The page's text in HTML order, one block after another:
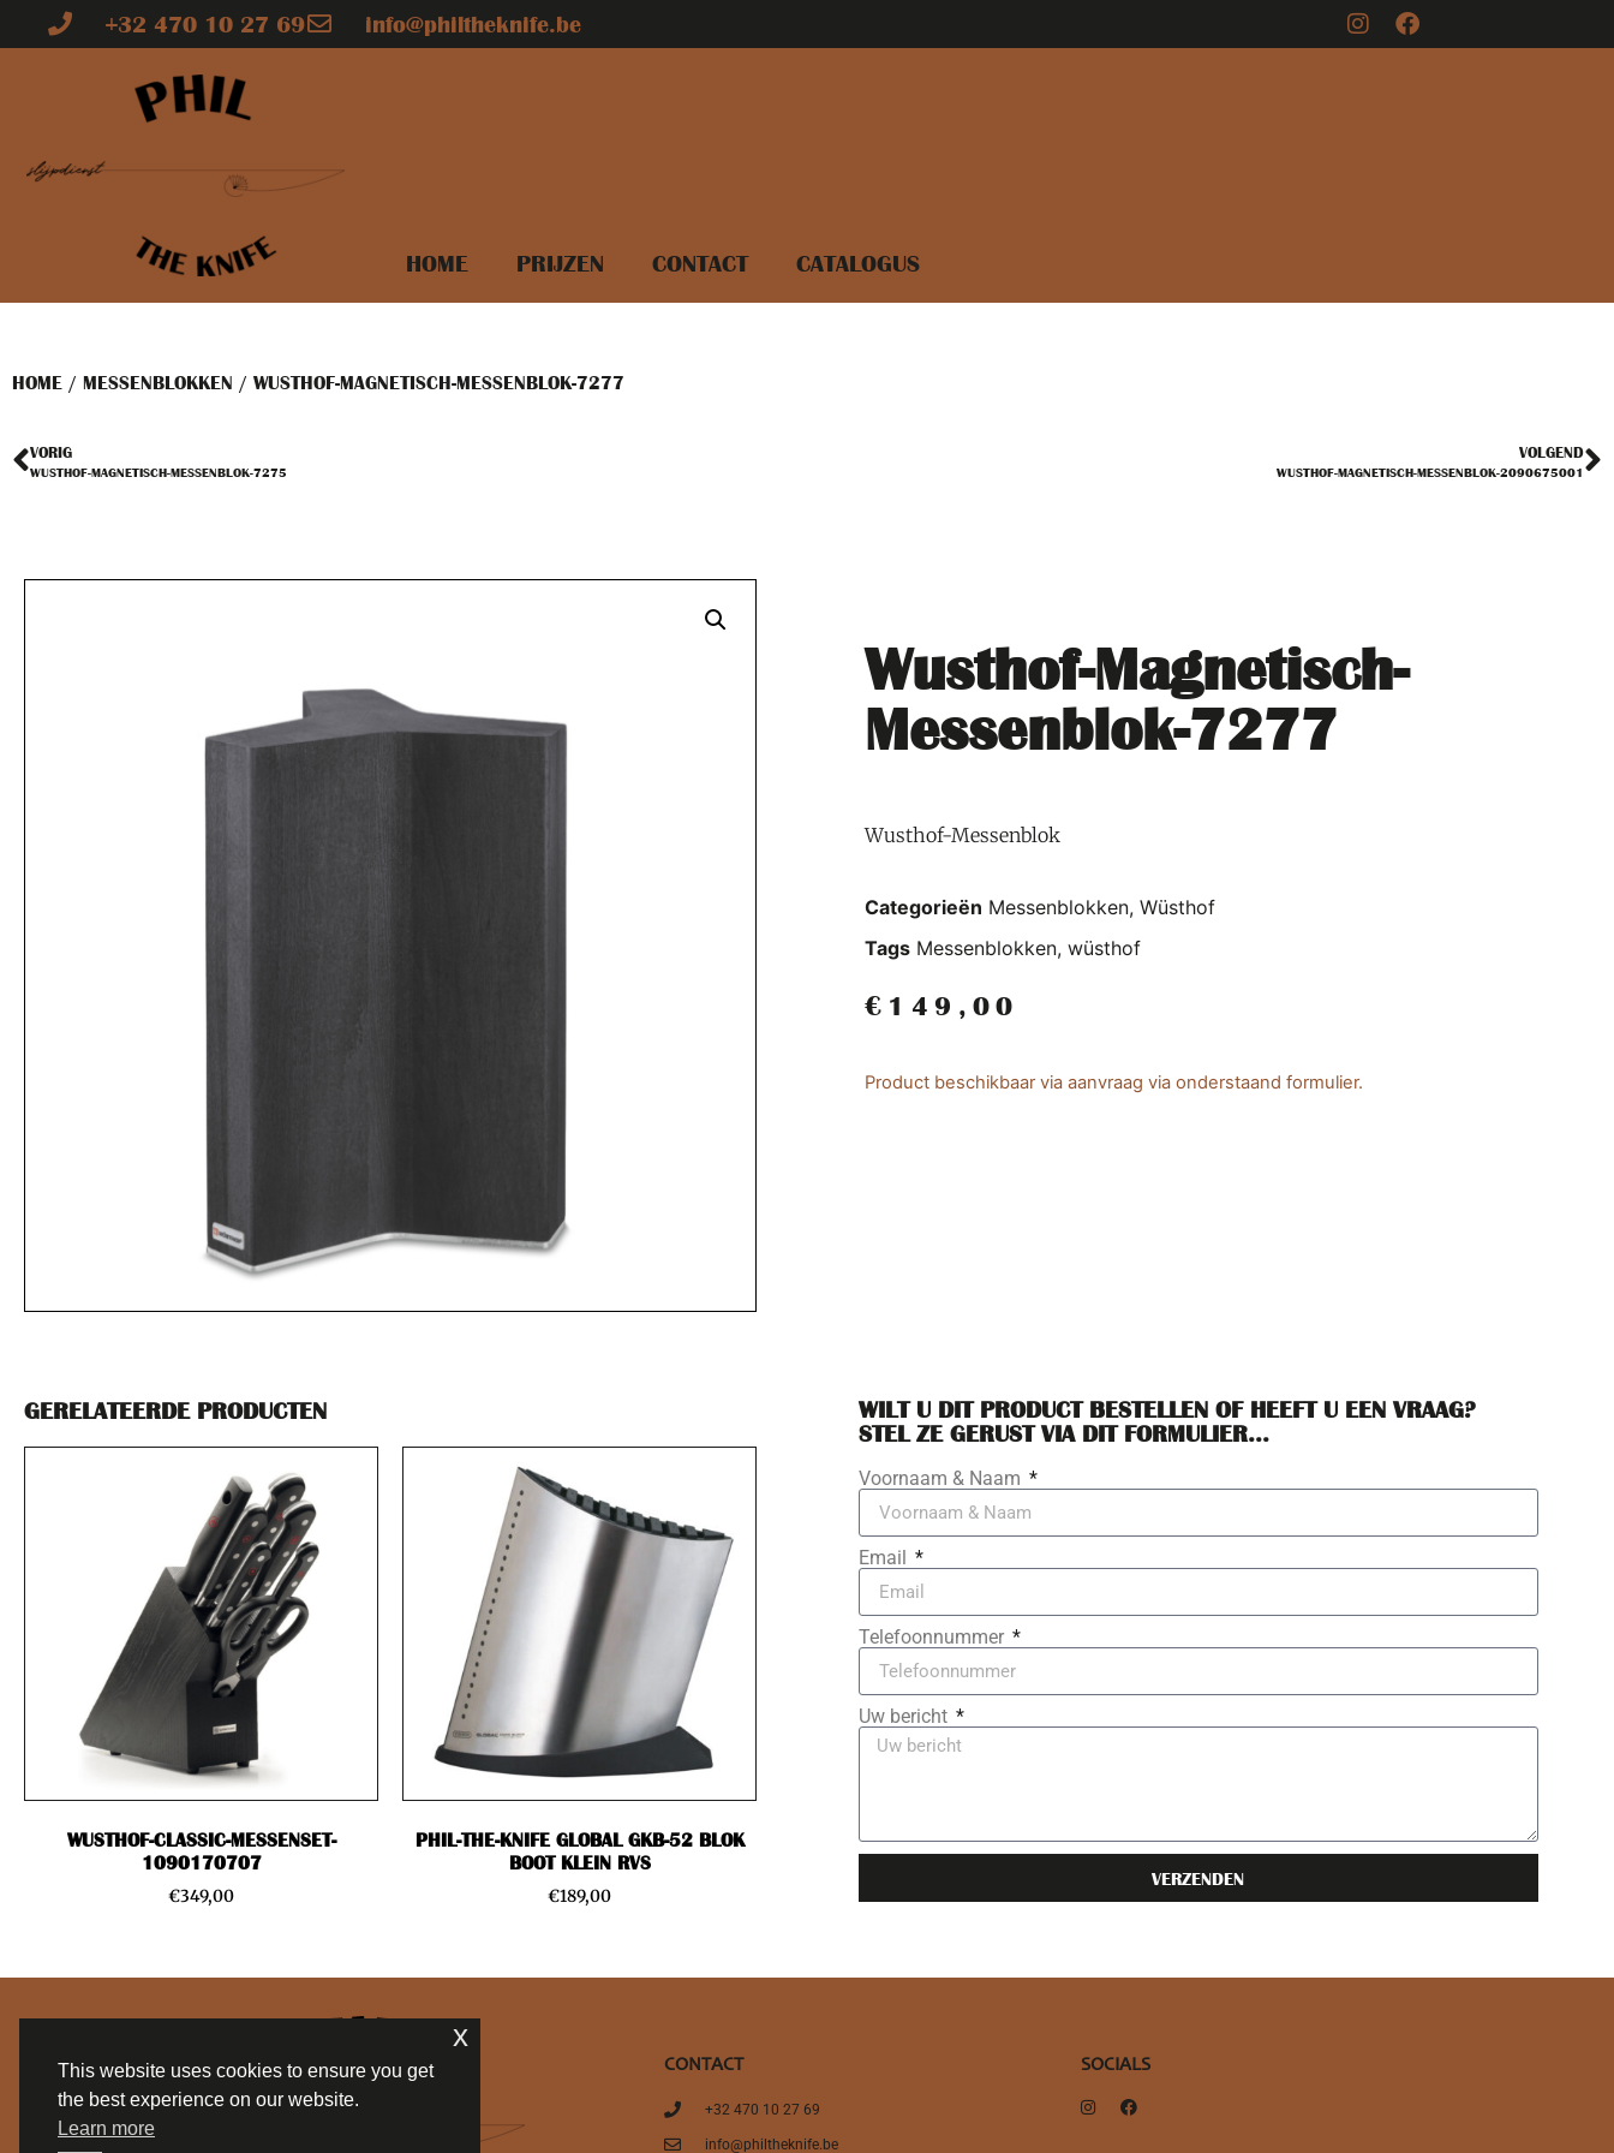
+32 470 10 27 69 info@philtheknife.be
HOME PRIJZEN CONTACT CATALOGUS
HOME / MESSENBLOKKEN / WUSTHOF-MAGNETISCH-MESSENBLOK-7277
VORIG
WUSTHOF-MAGNETISCH-MESSENBLOK-7275
VOLGEND
WUSTHOF-MAGNETISCH-MESSENBLOK-2090675001
Wusthof-Magnetisch-
Messenblok-7277
Wusthof-Messenblok
Categorieën Messenblokken, Wüsthof
Tags Messenblokken, wüsthof
€ 149,00
Product beschikbaar via aanvraag via onderstaand formulier.
GERELATEERDE PRODUCTEN
WUSTHOF-CLASSIC-MESSENSET-
1090170707
€349,00
PHIL-THE-KNIFE GLOBAL GKB-52 BLOK
BOOT KLEIN RVS
€189,00
WILT U DIT PRODUCT BESTELLEN OF HEEFT U EEN VRAAG?
STEL ZE GERUST VIA DIT FORMULIER...
Voornaam & Naam
Email
Telefoonnummer
Uw bericht
VERZENDEN
CONTACT
+32 470 10 27 69
info@philtheknife.be
SOCIALS
This website uses cookies to ensure you get
the best experience on our website.
Learn more
x